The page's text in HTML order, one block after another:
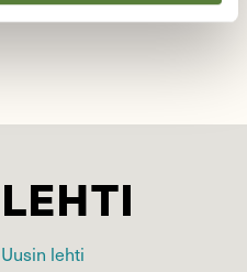
LEHTI
Uusin lehti